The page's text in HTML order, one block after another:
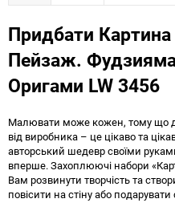
Придбати
Пейзаж.
Оригами LW 3456
Малювати може кожен, тому що
від виробника – це цікаво та
авторський шедевр своїми
вперше. Захоплюючі набори
Вам розвинути творчість та
повісити на стіну або